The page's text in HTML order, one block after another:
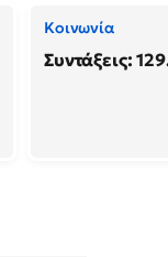
Κοινωνία
Συντάξεις: